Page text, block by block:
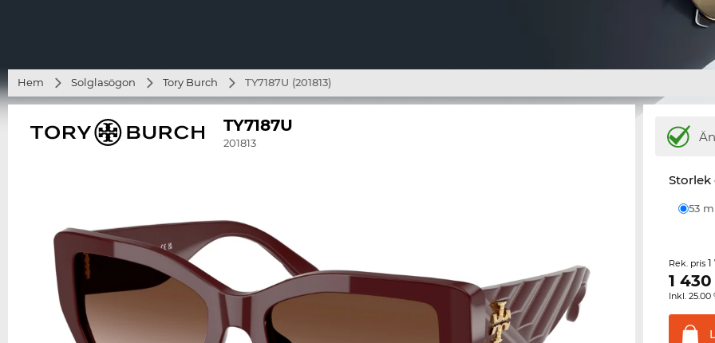
Hem Solglasögon Tory Burch TY7187U (201813)
TY7187U
201813
53
Rek. pris
1 430
Inkl.